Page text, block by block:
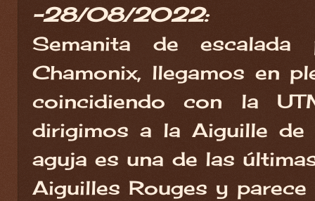
-28/08/2022:
Semanita de
Chamonix, llegamos en
coincidiendo con la
dirigimos a la Aiguille de
aguja es una de las
Aiguilles Rouges y